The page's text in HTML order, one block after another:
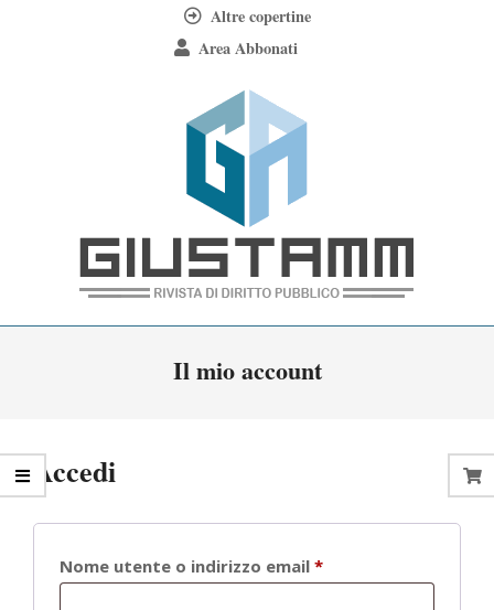
Altre copertine
Area Abbonati
Giustamm
Il mio account
Accedi
Nome utente o indirizzo email *Richiesto